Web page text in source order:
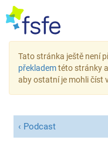
Tato stránka ještě není
překlademtéto stránky
aby ostatní je mohli číst
Podcast